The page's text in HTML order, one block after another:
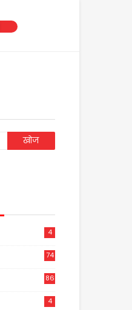
4
74
86
4